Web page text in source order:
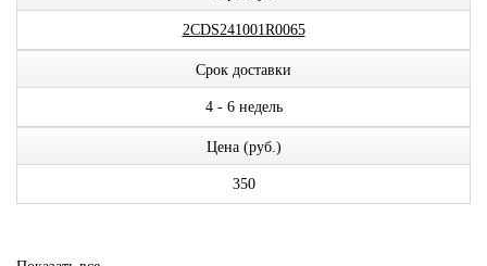
2CDS241001R0065
Срок доставки
4 - 6 недель
Цена (руб.)
350